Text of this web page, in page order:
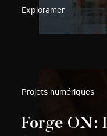
Exploramer
Projets numériques
Forge ON: